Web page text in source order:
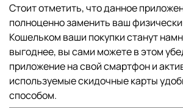
Стоит отметить, что данное
полноценно заменить ваш
Кошельком ваши покупки станут
выгоднее, вы сами можете в этом
приложение на свой смартфон и
используемые скидочные карты
способом.